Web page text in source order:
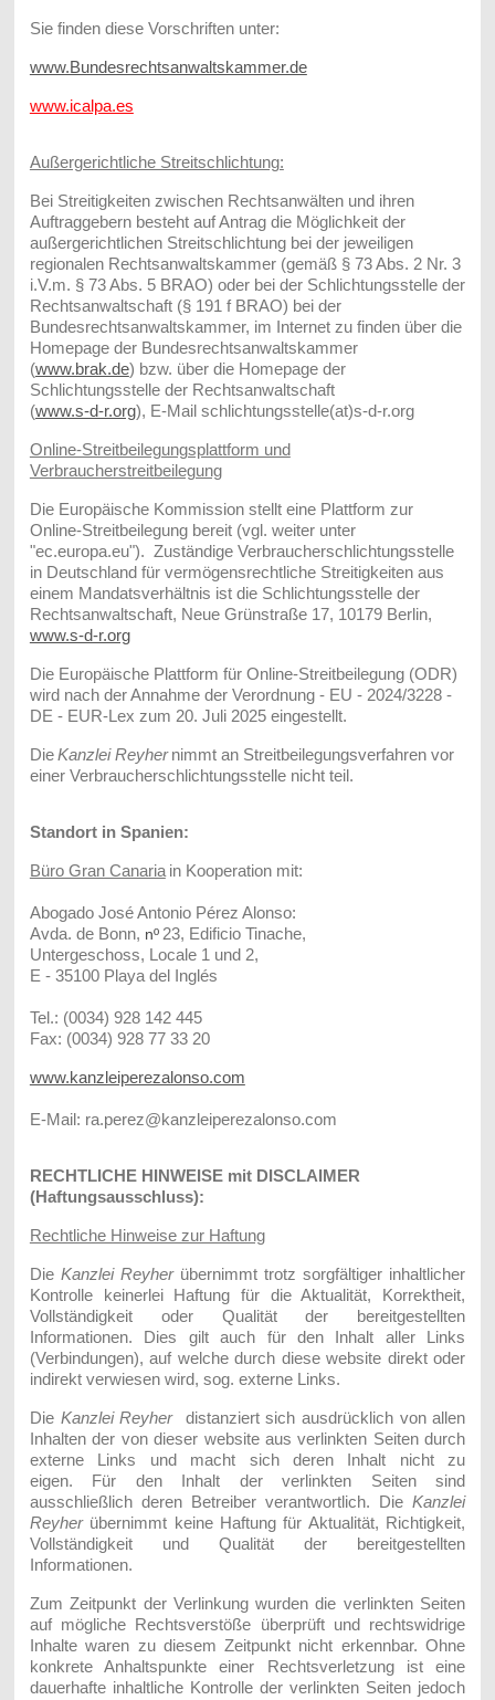
Sie finden diese Vorschriften unter:
www.Bundesrechtsanwaltskammer.de
www.icalpa.es
Außergerichtliche Streitschlichtung:
Bei Streitigkeiten zwischen Rechtsanwälten und ihren
Auftraggebern besteht auf Antrag die Möglichkeit der
außergerichtlichen Streitschlichtung bei der jeweiligen
regionalen Rechtsanwaltskammer (gemäß § 73 Abs. 2 Nr. 3
i.V.m. § 73 Abs. 5 BRAO) oder bei der Schlichtungsstelle der
Rechtsanwaltschaft (§ 191 f BRAO) bei der
Bundesrechtsanwaltskammer, im Internet zu finden über die
Homepage der Bundesrechtsanwaltskammer
(www.brak.de) bzw. über die Homepage der
Schlichtungsstelle der Rechtsanwaltschaft
(www.s-d-r.org), E-Mail schlichtungsstelle(at)s-d-r.org
Online-Streitbeilegungsplattform und
Verbraucherstreitbeilegung
Die Europäische Kommission stellt eine Plattform zur
Online-Streitbeilegung bereit (vgl. weiter unter
"ec.europa.eu"). Zuständige Verbraucherschlichtungsstelle
in Deutschland für vermögensrechtliche Streitigkeiten aus
einem Mandatsverhältnis ist die Schlichtungsstelle der
Rechtsanwaltschaft, Neue Grünstraße 17, 10179 Berlin,
www.s-d-r.org
Die Europäische Plattform für Online-Streitbeilegung (ODR)
wird nach der Annahme der Verordnung - EU - 2024/3228 -
DE - EUR-Lex zum 20. Juli 2025 eingestellt.
DieKanzlei Reyher nimmt an Streitbeilegungsverfahren vor
einer Verbraucherschlichtungsstelle nicht teil.
Standort in Spanien:
Büro Gran Canaria in Kooperation mit:
Abogado José Antonio Pérez Alonso:
Avda. de Bonn, nº 23, Edificio Tinache,
Untergeschoss, Locale 1 und 2,
E - 35100 Playa del Inglés
Tel.: (0034) 928 142 445
Fax: (0034) 928 77 33 20
www.kanzleiperezalonso.com
E-Mail: ra.perez@kanzleiperezalonso.com
RECHTLICHE HINWEISE mit DISCLAIMER
(Haftungsausschluss):
Rechtliche Hinweise zur Haftung
Die Kanzlei Reyherübernimmt trotz sorgfältiger inhaltlicher
Kontrolle keinerlei Haftung für die Aktualität, Korrektheit,
Vollständigkeit oder Qualität der bereitgestellten
Informationen.
Dies gilt auch für den Inhalt aller Links
(Verbindungen), auf welche durch diese website direkt oder
indirekt verwiesen wird, sog. externe Links.
Die Kanzlei Reyherdistanziert sich ausdrücklich von allen
Inhalten der von dieser website aus verlinkten Seiten durch
externe Links und macht sich deren Inhalt nicht zu
eigen.
Für den Inhalt der verlinkten Seiten sind
ausschließlich deren Betreiber verantwortlich. DieKanzlei
Reyherübernimmt keine Haftung für Aktualität, Richtigkeit,
Vollständigkeit und Qualität der bereitgestellten
Informationen.
Zum Zeitpunkt der Verlinkung wurden die verlinkten Seiten
auf mögliche Rechtsverstöße überprüft und rechtswidrige
Inhalte waren zu diesem Zeitpunkt nicht erkennbar. Ohne
konkrete Anhaltspunkte einer Rechtsverletzung ist eine
dauerhafte inhaltliche Kontrolle der verlinkten Seiten jedoch